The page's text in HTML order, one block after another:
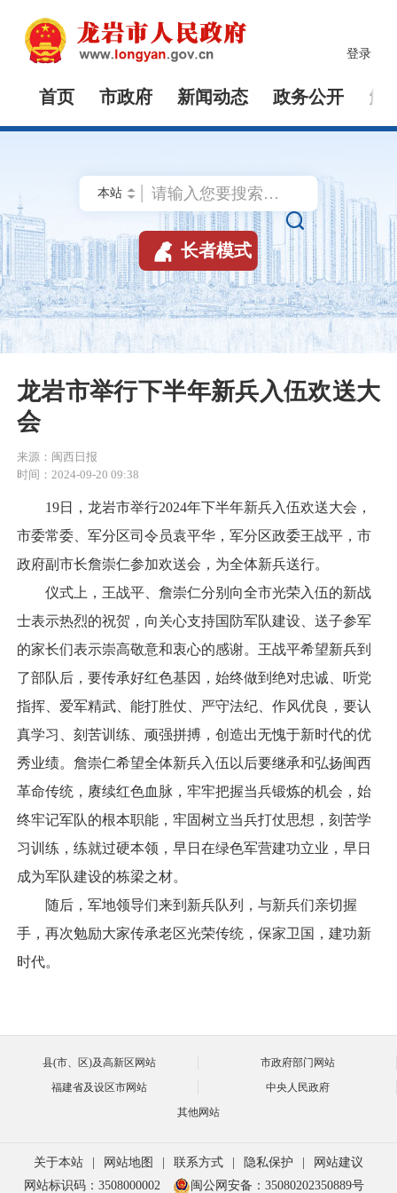
登录
首页 市政府 新闻动态 政务公开 解

 长者模式
龙岩市举行下半年新兵入伍欢送大
会
来源：闽西日报
时间：2024-09-20 09:38
19日，龙岩市举行2024年下半年新兵入伍欢送大会，
市委常委、军分区司令员袁平华，军分区政委王战平，市
政府副市长詹崇仁参加欢送会，为全体新兵送行。
仪式上，王战平、詹崇仁分别向全市光荣入伍的新战
士表示热烈的祝贺，向关心支持国防军队建设、送子参军
的家长们表示崇高敬意和衷心的感谢。王战平希望新兵到
了部队后，要传承好红色基因，始终做到绝对忠诚、听党
指挥、爱军精武、能打胜仗、严守法纪、作风优良，要认
真学习、刻苦训练、顽强拼搏，创造出无愧于新时代的优
秀业绩。詹崇仁希望全体新兵入伍以后要继承和弘扬闽西
革命传统，赓续红色血脉，牢牢把握当兵锻炼的机会，始
终牢记军队的根本职能，牢固树立当兵打仗思想，刻苦学
习训练，练就过硬本领，早日在绿色军营建功立业，早日
成为军队建设的栋梁之材。
随后，军地领导们来到新兵队列，与新兵们亲切握
手，再次勉励大家传承老区光荣传统，保家卫国，建功新
时代。
县(市、区)及高新区网站
市政府部门网站
福建省及设区市网站
中央人民政府
其他网站
关于本站 网站地图 联系方式 隐私保护
网站建议
网站标识码：3508000002
闽公网安备：35080202350889号